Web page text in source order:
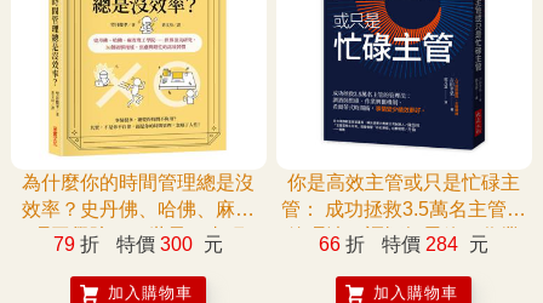
為什麼你的時間管理總是沒
效率？史丹佛、哈佛、麻省
理工學院……世界頂尖研
瞎忙的時間活用術
79 折 特價 300 元
加入購物車
你是高效主管或只是忙碌主
管： 成功拯救3.5萬名主管的
管理法：調酒師思維、作業
術，事情變少績效更好。
66 折 特價 284 元
加入購物車